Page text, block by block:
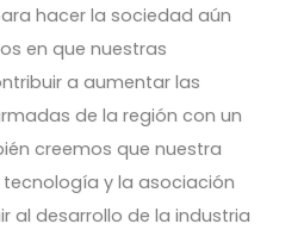
hacer la sociedad aún
en que nuestras
a aumentar las
de la región con un
creemos que nuestra
y la asociación
al desarrollo de la industria